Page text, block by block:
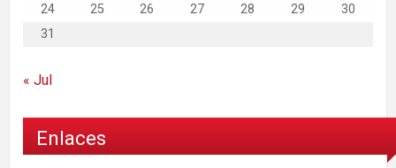
24
25 26 27 28 29
30
31
« Jul
Enlaces